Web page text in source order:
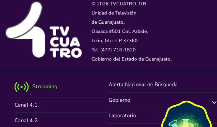
© 2026 TVCUATRO. D.R.
Unidad de Televisión
de Guanajuato.
Oaxaca #501 Col. Arbide,
León, Gto. CP 37360
Tel. (477) 716-1820
Gobierno del Estado de Guanajuato.
Streaming
Canal 4.1
Canal 4.2
Alerta Nacional de Búsqueda
Gobierno
Laboratorio